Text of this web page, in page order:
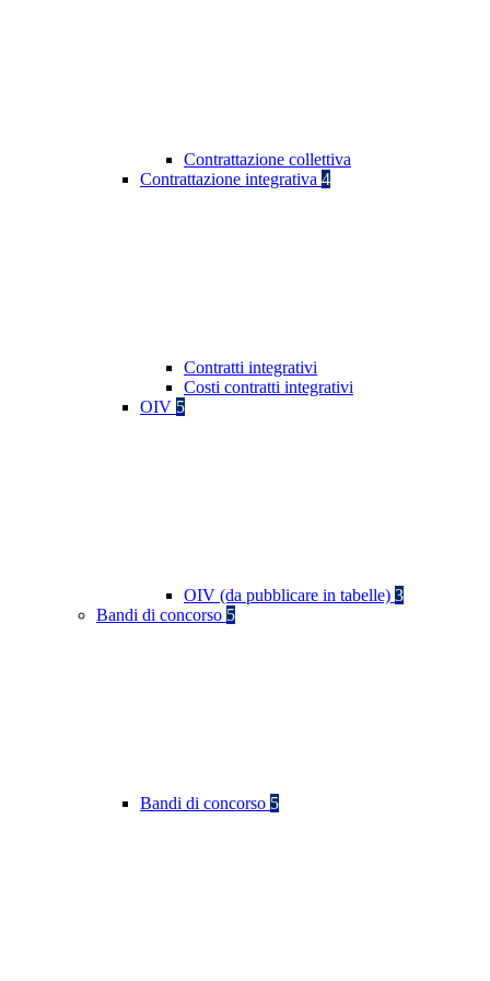
Contrattazione collettiva
Contrattazione integrativa 4
Contratti integrativi
Costi contratti integrativi
OIV 5
OIV (da pubblicare in tabelle) 3
Bandi di concorso 5
Bandi di concorso 5